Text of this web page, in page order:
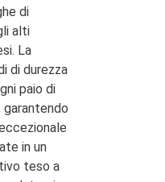
di
alti
La
di durezza
paio di
in un
teso a